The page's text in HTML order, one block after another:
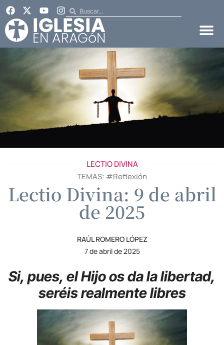
LECTIO DIVINA
TEMAS: #Reflexión
Lectio Divina: 9 de abril
de 2025
RAÚL ROMERO LÓPEZ
7 de abril de 2025
Si, pues, el Hijo os da la libertad,
seréis realmente libres